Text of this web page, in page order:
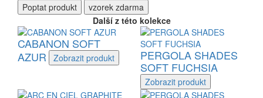
Poptat produkt
vzorek zdarma
Další z této kolekce
CABANON SOFT
AZUR
Zobrazit produkt
PERGOLA SHADES
SOFT FUCHSIA
Zobrazit produkt